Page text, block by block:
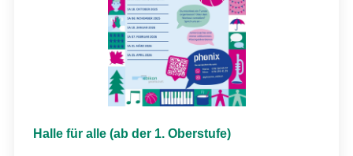
Halle für alle (ab der 1. Oberstufe)